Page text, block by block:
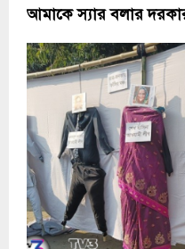
আমাকে স্যার বলার